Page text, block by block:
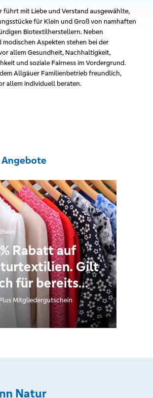
führt mit Liebe und Verstand ausgewählte,
für Klein und Groß von namhaften
Biotextilherstellern. Neben
Aspekten stehen bei der
allem Gesundheit, Nachhaltigkeit,
und soziale Fairness im Vordergrund.
dem Allgäuer Familienbetrieb freundlich,
allem individuell beraten.
Rabatt auf
Gilt
für bereits
Ware.
Mitgliedergutschein
Natur